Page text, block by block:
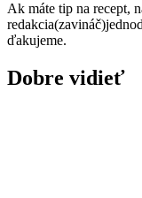
Ak máte tip na recept,
ďakujeme.
Dobre vidieť